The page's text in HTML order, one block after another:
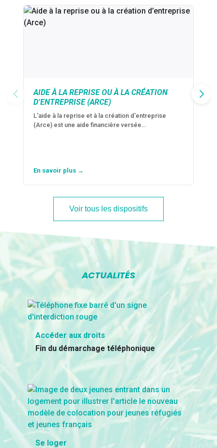
AIDE À LA REPRISE OU À LA CRÉATION
D’ENTREPRISE (ARCE)
L'aide à la reprise et à la création d'entreprise
(Arce) est une aide financière versée…
En savoir plus →
Voir tous les dispositifs
ACTUALITÉS
Accéder aux droits
Fin du démarchage téléphonique
Se loger